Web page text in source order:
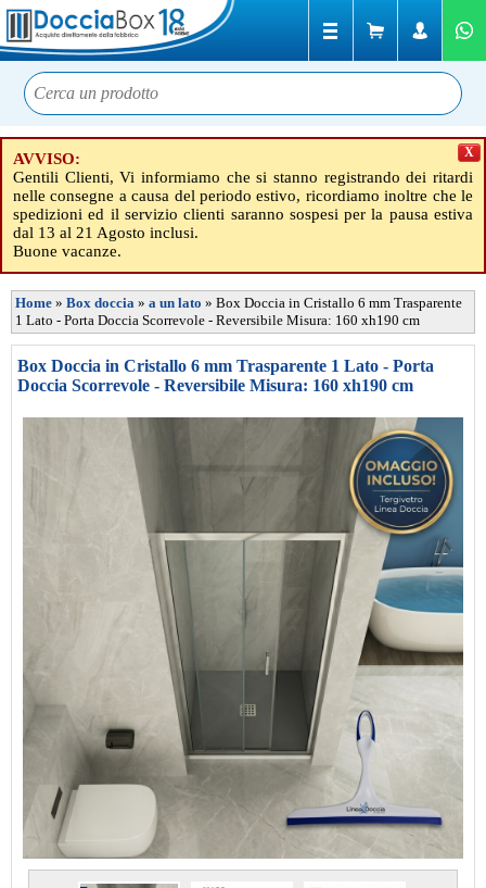
AVVISO:
Gentili Clienti, Vi informiamo che si stanno registrando dei ritardi
nelle consegne a causa del periodo estivo, ricordiamo inoltre che le
spedizioni ed il servizio clienti saranno sospesi per la pausa estiva
dal 13 al 21 Agosto inclusi.
Buone vacanze.
X
Home » Box doccia » a un lato » Box Doccia in Cristallo 6 mm Trasparente
1 Lato - Porta Doccia Scorrevole - Reversibile Misura: 160 xh190 cm
Box Doccia in Cristallo 6 mm Trasparente 1 Lato - Porta
Doccia Scorrevole - Reversibile Misura: 160 xh190 cm